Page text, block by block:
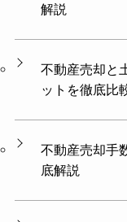
解説
不動産売却と
ットを徹底比
不動産売却手
底解説